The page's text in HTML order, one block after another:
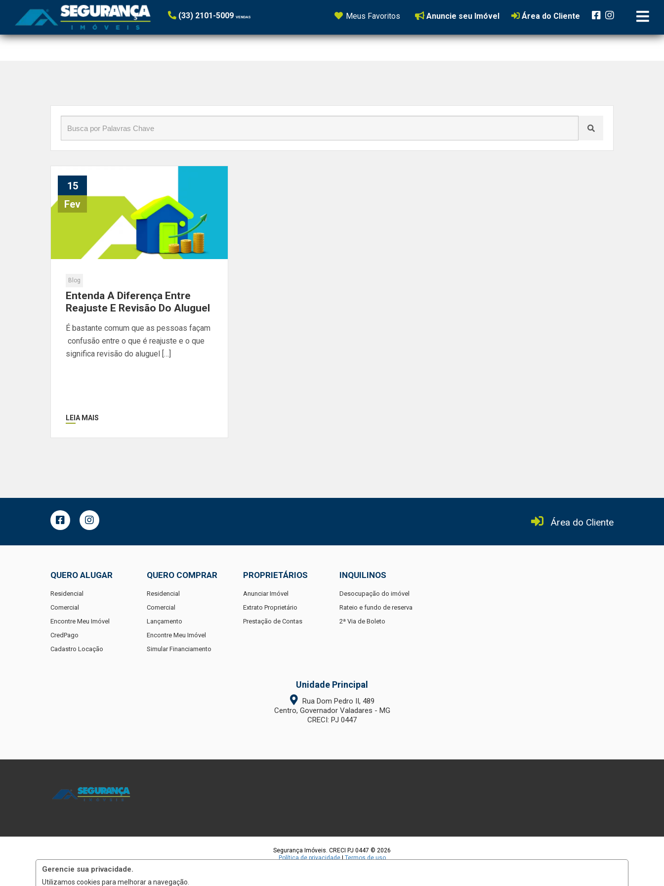
(33) 2101-5009 VENDAS Meus Favoritos Anuncie seu Imóvel Área do Cliente
Início » Blog» #Reajuste
Gerencie sua privacidade.
Utilizamos cookies para melhorar a navegação.
15
Fev
Blog
Entenda A Diferença Entre
Reajuste E Revisão Do Aluguel
É bastante comum que as pessoas façam
confusão entre o que é reajuste e o que
significa revisão do aluguel […]
LEIA MAIS
Área do Cliente
QUERO ALUGAR
Residencial
Comercial
Encontre Meu Imóvel
CredPago
Cadastro Locação
QUERO COMPRAR
Residencial
Comercial
Lançamento
Encontre Meu Imóvel
Simular Financiamento
PROPRIETÁRIOS
Anunciar Imóvel
Extrato Proprietário
Prestação de Contas
INQUILINOS
Desocupação do imóvel
Rateio e fundo de reserva
2ª Via de Boleto
Unidade Principal
Rua Dom Pedro II, 489
Centro, Governador Valadares - MG
CRECI: PJ 0447
Segurança Imóveis. CRECI PJ 0447 © 2026
Política de privacidade|Termos de uso